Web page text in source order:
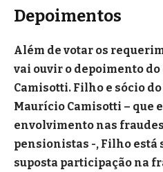
Depoimentos
Além de votar os
vai ouvir o depoimento
Camisotti. Filho e sócio
Maurício Camisotti – que
envolvimento nas
pensionistas -, Filho está
suposta participação na